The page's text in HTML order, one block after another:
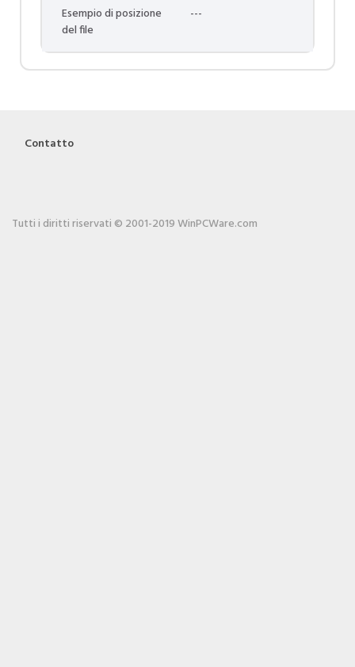
Esempio di posizione
del file
---
Contatto
Tutti i diritti riservati © 2001-2019 WinPCWare.com